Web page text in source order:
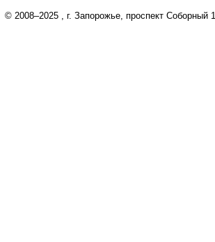
© 2008–2025 , г. Запорожье, проспект Соборный